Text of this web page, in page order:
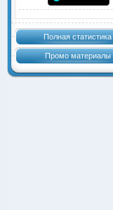
Полная статистика
Промо материалы